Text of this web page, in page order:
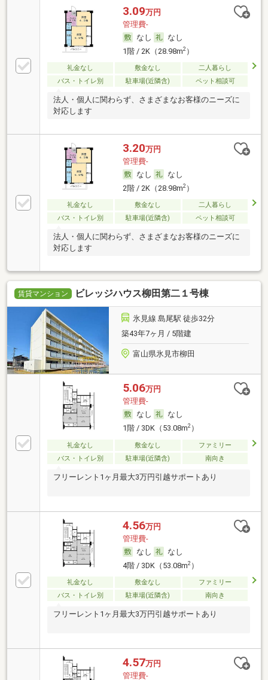
3.09万円
管理費-
なし
なし
1階 / 2K（28.98m2）
礼金なし 敷金なし
二人暮らし
バス・トイレ別
駐車場(近隣含) ペット相談可
法人・個人に関わらず、さまざまなお客様のニーズに
対応します
3.20万円
管理費-
なし
なし
2階 / 2K（28.98m2）
礼金なし 敷金なし
二人暮らし
バス・トイレ別
駐車場(近隣含) ペット相談可
法人・個人に関わらず、さまざまなお客様のニーズに
対応します
賃貸マンション ビレッジハウス柳田第二１号棟
氷見線 島尾駅 徒歩32分
築43年7ヶ月 / 5階建
富山県氷見市柳田
5.06万円
管理費-
なし
なし
1階 / 3DK（53.08m2）
礼金なし 敷金なし
ファミリー
バス・トイレ別
駐車場(近隣含) 南向き
フリーレント1ヶ月最大3万円引越サポートあり
4.56万円
管理費-
なし
なし
4階 / 3DK（53.08m2）
礼金なし 敷金なし
ファミリー
バス・トイレ別
駐車場(近隣含) 南向き
フリーレント1ヶ月最大3万円引越サポートあり
4.57万円
管理費-